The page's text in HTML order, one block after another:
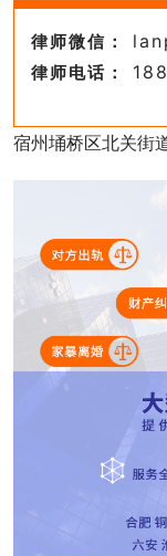
律师微信：
律师电话：
宿州埇桥区北关街